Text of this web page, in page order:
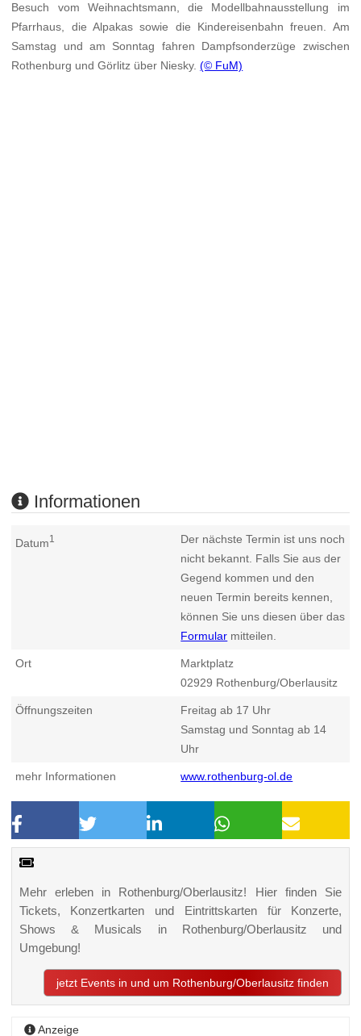
Besuch vom Weihnachtsmann, die Modellbahnausstellung im
Pfarrhaus, die Alpakas sowie die Kindereisenbahn freuen. Am
Samstag und am Sonntag fahren Dampfsonderzüge zwischen
Rothenburg und Görlitz über Niesky.(© FuM)
Informationen
Datum1
Der nächste Termin ist uns noch
nicht bekannt. Falls Sie aus der
Gegend kommen und den
neuen Termin bereits kennen,
können Sie uns diesen über das
Formular mitteilen.
Ort
Marktplatz
02929 Rothenburg/Oberlausitz
Öffnungszeiten
Freitag ab 17 Uhr
Samstag und Sonntag ab 14
Uhr
mehr Informationen www.rothenburg-ol.de
Mehr erleben in Rothenburg/Oberlausitz! Hier finden Sie
Tickets, Konzertkarten und Eintrittskarten für Konzerte,
Shows & Musicals in Rothenburg/Oberlausitz und
Umgebung!
jetzt Events in und um Rothenburg/Oberlausitz finden
Anzeige